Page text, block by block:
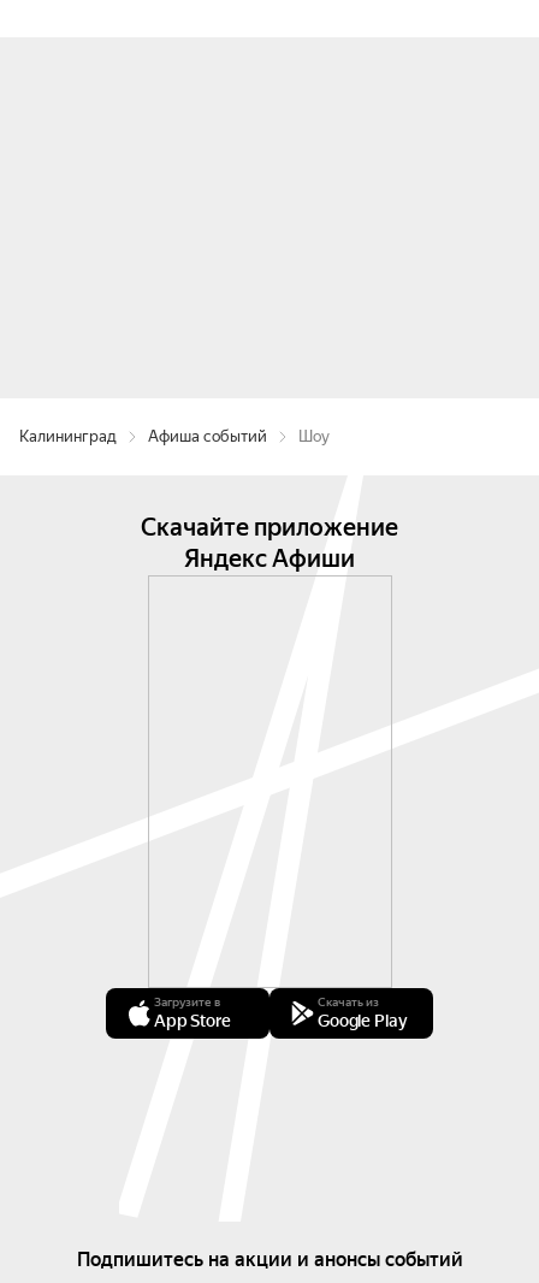
Калининград Афиша событий Шоу
Скачайте приложение
Яндекс Афиши
Загрузите в
App Store
Скачать из
Google Play
Подпишитесь на акции и анонсы событий